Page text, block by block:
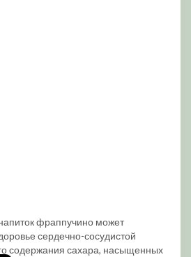
фраппучино может
сердечно-сосудистой
содержания сахара, насыщенных